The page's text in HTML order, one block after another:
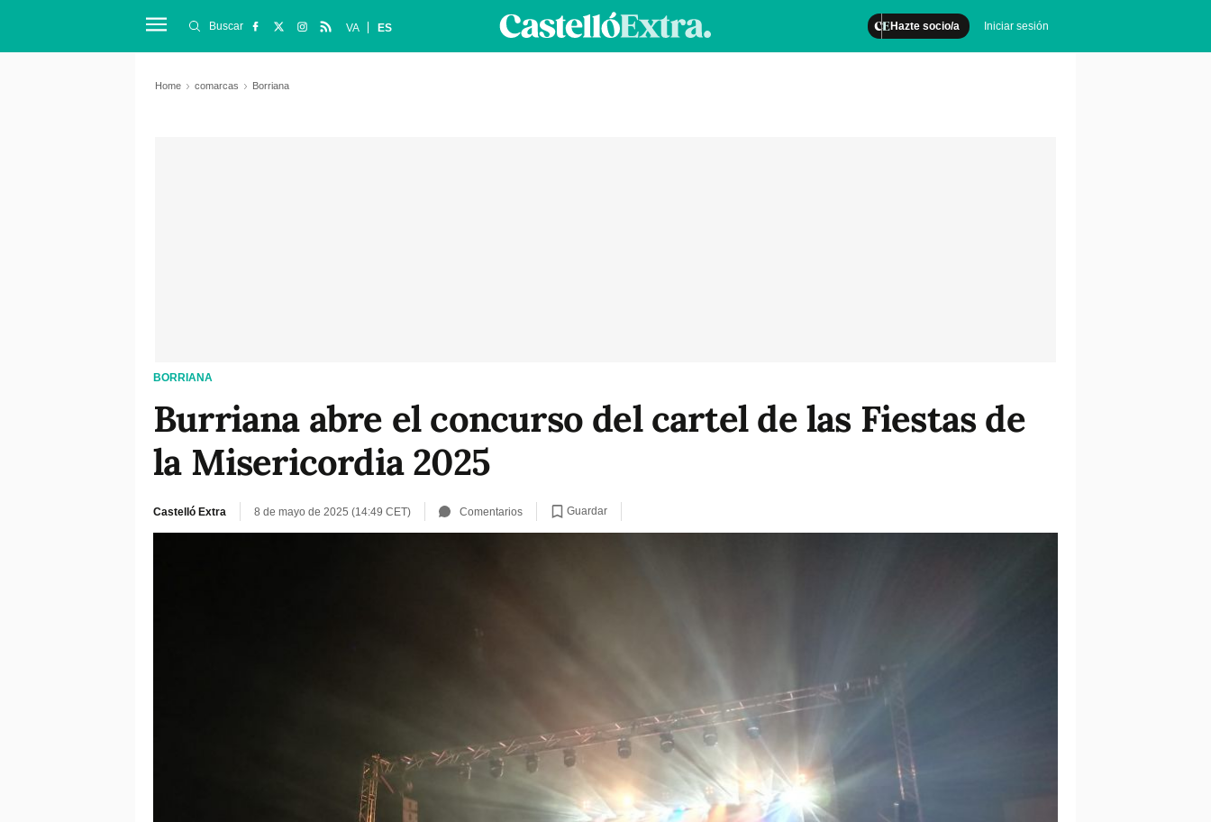
Hazte socio/a Iniciar sesión
Buscar VA ES
Home comarcas Borriana
BORRIANA
Burriana abre el concurso del cartel de las Fiestas de
la Misericordia 2025
Castelló Extra 8 de mayo de 2025 (14:49 CET) Comentarios Guardar